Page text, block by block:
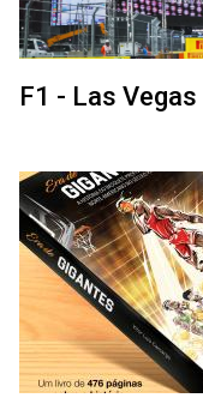
F1 - Las